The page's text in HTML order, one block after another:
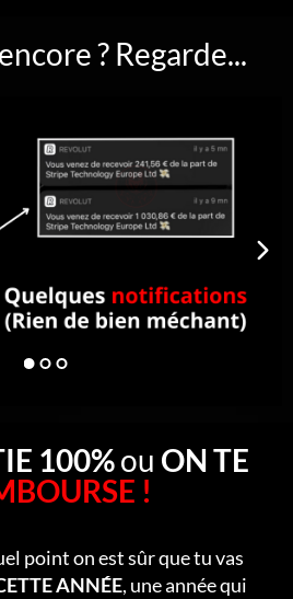
? Regarde...
100%ou ON TE
!
point on est sûr que tu vas
ANNÉE, une année qui